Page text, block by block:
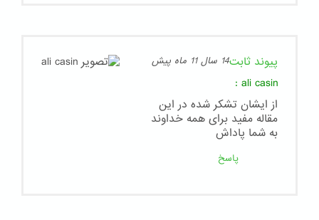
پیوند ثابت14 سال 11 ماه پیش
ali casin
:
از ایشان تشکر شده در این
مقاله مفید برای همه خداوند
به شما پاداش
پاسخ